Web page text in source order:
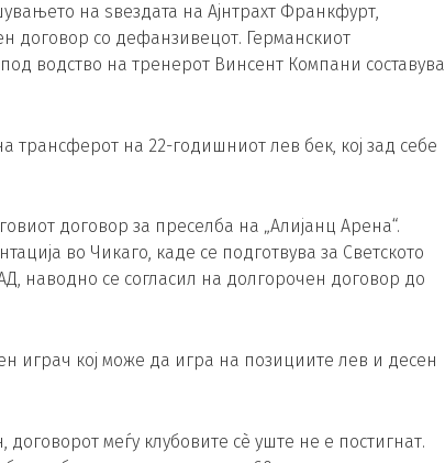
на ѕвездата на Ајнтрахт Франкфурт,
договор со дефанзивецот. Германскиот
водство на тренерот Винсент Компани составува
на 22-годишниот лев бек, кој зад себе
договор за преселба на „Алијанц Арена“.
во Чикаго, каде се подготвува за Светското
наводно се согласил на долгорочен договор до
играч кој може да игра на позициите лев и десен
меѓу клубовите сè уште не е постигнат.